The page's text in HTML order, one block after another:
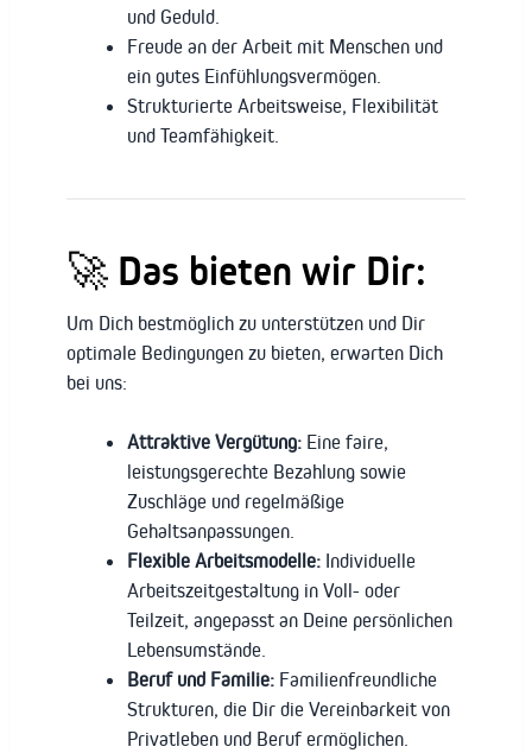
und Geduld.
Freude an der Arbeit mit Menschen und
ein gutes Einfühlungsvermögen.
Strukturierte Arbeitsweise, Flexibilität
und Teamfähigkeit.
🚀 Das bieten wir Dir:
Um Dich bestmöglich zu unterstützen und Dir
optimale Bedingungen zu bieten, erwarten Dich
bei uns:
Attraktive Vergütung: Eine faire,
leistungsgerechte Bezahlung sowie
Zuschläge und regelmäßige
Gehaltsanpassungen.
Flexible Arbeitsmodelle: Individuelle
Arbeitszeitgestaltung in Voll- oder
Teilzeit, angepasst an Deine persönlichen
Lebensumstände.
Beruf und Familie: Familienfreundliche
Strukturen, die Dir die Vereinbarkeit von
Privatleben und Beruf ermöglichen.